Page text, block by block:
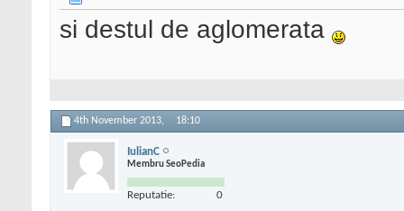
si destul de aglomerata
4th November 2013, 18:10
IulianC
Membru SeoPedia
Reputatie: 0